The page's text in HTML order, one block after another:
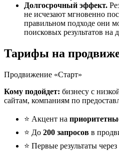
Долгосрочный эффект.
не исчезают мгновенно
правильном подходе они
поисковых результатов на
Тарифы на
Продвижение «Старт»
Кому подойдет: бизнесу с
сайтам, компаниям по
⭐ Акцент на
⭐ До 200 запросов в
⭐ Первые результаты через